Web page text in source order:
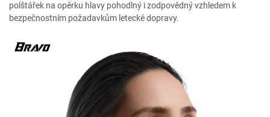
polštářek na opěrku hlavy pohodlný i zodpovědný vzhledem k
bezpečnostním požadavkům letecké dopravy.